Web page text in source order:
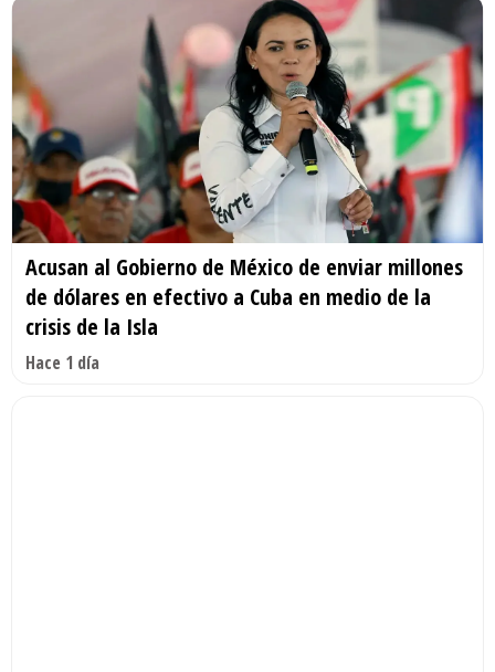
Acusan al Gobierno de México de enviar millones
de dólares en efectivo a Cuba en medio de la
crisis de la Isla
Hace 1 día